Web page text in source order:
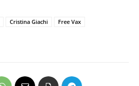
Cristina Giachi
Free Vax